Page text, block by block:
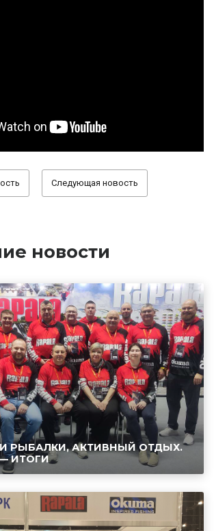
Следующая новость
новости
РЫБАЛКИ, АКТИВНЫЙ ОТДЫХ.
ИТОГИ